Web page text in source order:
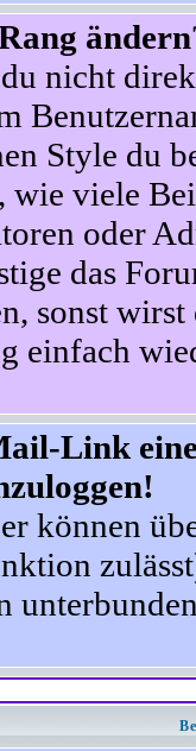
nicht
Style du
wie viele
oder
das
sonst
einfach
Link
können